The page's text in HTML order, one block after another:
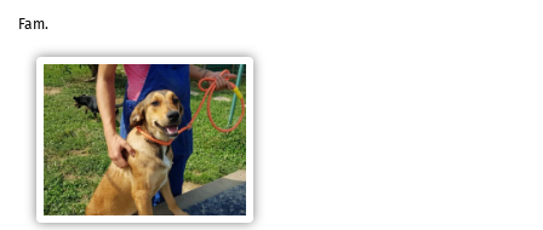
Fam.